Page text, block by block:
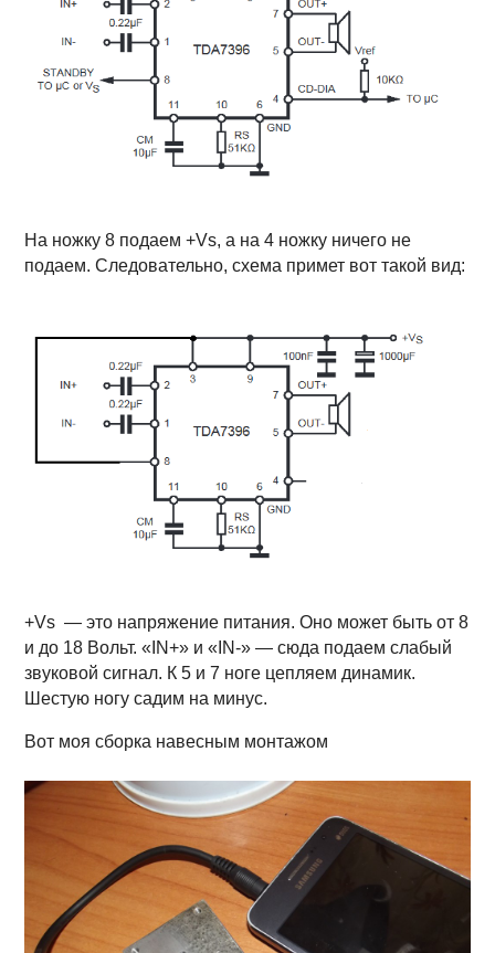
На ножку 8 подаем +Vs, а на 4 ножку ничего не
подаем. Следовательно, схема примет вот такой вид:
+Vs — это напряжение питания. Оно может быть от 8
и до 18 Вольт. «IN+» и «IN-» — сюда подаем слабый
звуковой сигнал. К 5 и 7 ноге цепляем динамик.
Шестую ногу садим на минус.
Вот моя сборка навесным монтажом